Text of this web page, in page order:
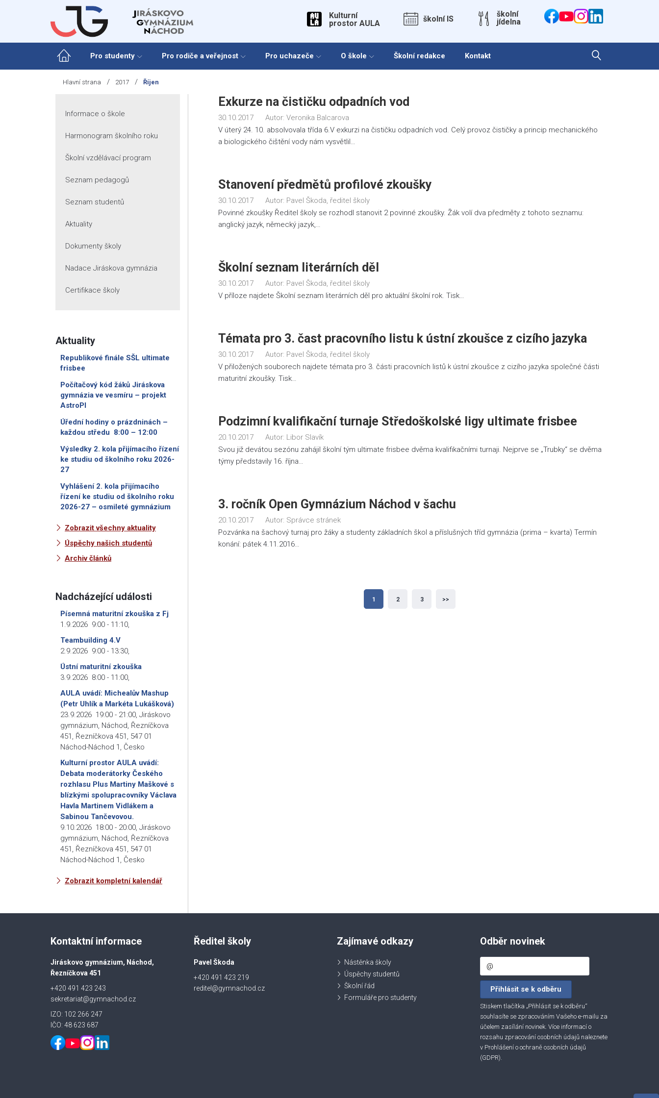
Kulturní
prostor AULA
školní IS
školní
jídelna
Pro studenty Pro rodiče a veřejnost Pro uchazeče O škole Školní redakce Kontakt
Hlavní strana / 2017 / Říjen
Měsíc:
Říjen
Exkurze na čističku odpadních vod
30.10.2017 Autor: Veronika Balcarova
V úterý 24. 10. absolvovala třída 6.V exkurzi na čističku odpadních vod. Celý provoz čističky a princip mechanického
a biologického čištění vody nám vysvětlil…
Stanovení předmětů profilové zkoušky
30.10.2017 Autor: Pavel Škoda, ředitel školy
Povinné zkoušky Ředitel školy se rozhodl stanovit 2 povinné zkoušky. Žák volí dva předměty z tohoto seznamu:
anglický jazyk, německý jazyk,…
Školní seznam literárních děl
30.10.2017 Autor: Pavel Škoda, ředitel školy
V příloze najdete Školní seznam literárních děl pro aktuální školní rok. Tisk…
Témata pro 3. čast pracovního listu k ústní zkoušce z cizího jazyka
30.10.2017 Autor: Pavel Škoda, ředitel školy
V přiložených souborech najdete témata pro 3. části pracovních listů k ústní zkoušce z cizího jazyka společné části
maturitní zkoušky. Tisk…
Podzimní kvalifikační turnaje Středoškolské ligy ultimate frisbee
20.10.2017 Autor: Libor Slavík
Svou již devátou sezónu zahájil školní tým ultimate frisbee dvěma kvalifikačními turnaji. Nejprve se „Trubky“ se dvěma
týmy představily 16. října…
3. ročník Open Gymnázium Náchod v šachu
20.10.2017 Autor: Správce stránek
Pozvánka na šachový turnaj pro žáky a studenty základních škol a příslušných tříd gymnázia (prima – kvarta) Termín
konání: pátek 4.11.2016…
1 2 3 >>
Informace o škole
Harmonogram školního roku
Školní vzdělávací program
Seznam pedagogů
Seznam studentů
Aktuality
Dokumenty školy
Nadace Jiráskova gymnázia
Certifikace školy
Aktuality
Republikové finále SŠL ultimate
frisbee
Počítačový kód žáků Jiráskova
gymnázia ve vesmíru – projekt
AstroPI
Úřední hodiny o prázdninách –
každou středu 8:00 – 12:00
Výsledky 2. kola přijímacího řízení
ke studiu od školního roku 2026-
27
Vyhlášení 2. kola přijímacího
řízení ke studiu od školního roku
2026-27 – osmileté gymnázium
Zobrazit všechny aktuality
Úspěchy našich studentů
Archiv článků
Nadcházející události
Písemná maturitní zkouška z Fj
1.9.2026 9:00 - 11:10
Teambuilding 4.V
2.9.2026 9:00 - 13:30
Ústní maturitní zkouška
3.9.2026 8:00 - 11:00
AULA uvádí: Michealův Mashup
(Petr Uhlík a Markéta Lukášková)
23.9.2026 19:00 - 21:00 Jiráskovo
gymnázium, Náchod, Řezníčkova
451, Řezníčkova 451, 547 01
Náchod-Náchod 1, Česko
Kulturní prostor AULA uvádí:
Debata moderátorky Českého
rozhlasu Plus Martiny Maškové s
blízkými spolupracovníky Václava
Havla Martinem Vidlákem a
Sabinou Tančevovou.
9.10.2026 18:00 - 20:00 Jiráskovo
gymnázium, Náchod, Řezníčkova
451, Řezníčkova 451, 547 01
Náchod-Náchod 1, Česko
Zobrazit kompletní kalendář
Kontaktní informace
Jiráskovo gymnázium, Náchod,
Řezníčkova 451
+420 491 423 243
sekretariat@gymnachod.cz
IZO: 102 266 247
IČO: 48 623 687
Ředitel školy
Pavel Škoda
+420 491 423 219
reditel@gymnachod.cz
Zajímavé odkazy
Nástěnka školy
Úspěchy studentů
Školní řád
Formuláře pro studenty
Odběr novinek
Stiskem tlačítka „Přihlásit se k odběru“
souhlasíte se zpracováním Vašeho e-mailu za
účelem zasílání novinek. Více informací o
rozsahu zpracování osobních údajů naleznete
v Prohlášení o ochraně osobních údajů
(GDPR).